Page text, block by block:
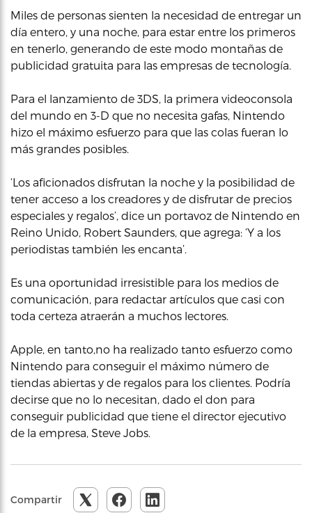
Miles de personas sienten la necesidad de entregar un
día entero, y una noche, para estar entre los primeros
en tenerlo, generando de este modo montañas de
publicidad gratuita para las empresas de tecnología.
Para el lanzamiento de 3DS, la primera videoconsola
del mundo en 3-D que no necesita gafas, Nintendo
hizo el máximo esfuerzo para que las colas fueran lo
más grandes posibles.
‘Los aficionados disfrutan la noche y la posibilidad de
tener acceso a los creadores y de disfrutar de precios
especiales y regalos’, dice un portavoz de Nintendo en
Reino Unido, Robert Saunders, que agrega: ‘Y a los
periodistas también les encanta’.
Es una oportunidad irresistible para los medios de
comunicación, para redactar artículos que casi con
toda certeza atraerán a muchos lectores.
Apple, en tanto,no ha realizado tanto esfuerzo como
Nintendo para conseguir el máximo número de
tiendas abiertas y de regalos para los clientes. Podría
decirse que no lo necesitan, dado el don para
conseguir publicidad que tiene el director ejecutivo
de la empresa, Steve Jobs.
Compartir